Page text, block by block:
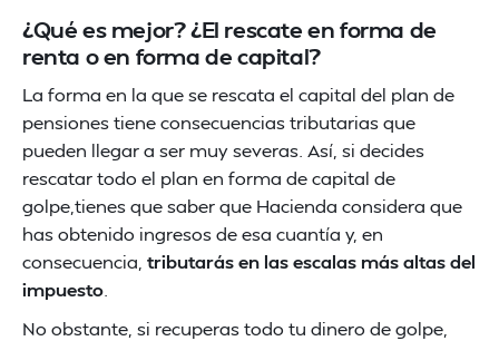
¿Qué es mejor? ¿El rescate en forma de
renta o en forma de capital?
La forma en la que se rescata el capital del plan de
pensiones tiene consecuencias tributarias que
pueden llegar a ser muy severas. Así, si decides
rescatar todo el plan en forma de capital de
golpe,tienes que saber que Hacienda considera que
has obtenido ingresos de esa cuantía y, en
consecuencia, tributarás en las escalas más altas del
impuesto
No obstante, si recuperas todo tu dinero de golpe,